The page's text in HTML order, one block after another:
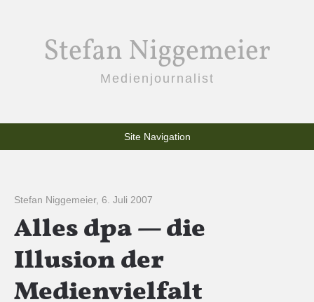
Stefan Niggemeier
Medienjournalist
Site Navigation
Stefan Niggemeier, 6. Juli 2007
Alles dpa — die
Illusion der
Medienvielfalt